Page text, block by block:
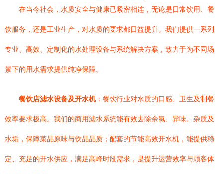
在当今社会，水质安全与健康已紧密相连，无论是日常饮用、餐
饮服务，还是工业生产，对水质的要求都日益提升。我们提供一系列
专业、高效、定制化的水处理设备与系统解决方案，致力于为不同场
景下的用水需求提供纯净保障。
餐饮店滤水设备及开水机：餐饮行业对水质的口感、卫生及制餐
效率要求极高。我们的商用滤水系统能有效去除余氯、异味、杂质及
水垢，保障菜品原味与饮品品质；配套的节能高效开水机，能提供稳
定、充足的开水供应，满足高峰时段需求，是提升运营效率与顾客体